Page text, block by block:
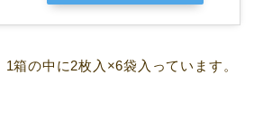
1箱の中に2枚入×6袋入っています。